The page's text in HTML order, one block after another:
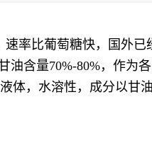
率比葡萄糖快，国外已
含量70%-80%，作为
，水溶性，成分以甘